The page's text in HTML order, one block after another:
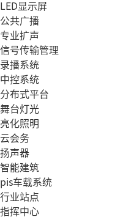
LED显示屏
公共广播
专业扩声
信号传输管理
录播系统
中控系统
分布式平台
舞台灯光
亮化照明
云会务
扬声器
智能建筑
pis车载系统
行业站点
指挥中心